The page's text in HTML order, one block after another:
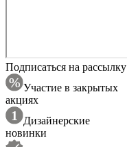
Подписаться на рассылку
Участие в закрытых
акциях
Дизайнерские
новинки